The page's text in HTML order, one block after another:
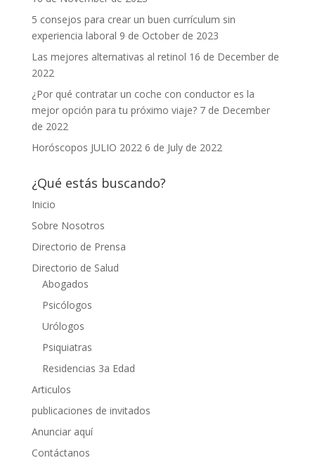
5 consejos para crear un buen currículum sin
experiencia laboral 9 de October de 2023
Las mejores alternativas al retinol 16 de December de
2022
¿Por qué contratar un coche con conductor es la
mejor opción para tu próximo viaje? 7 de December
de 2022
Horóscopos JULIO 2022 6 de July de 2022
¿Qué estás buscando?
Inicio
Sobre Nosotros
Directorio de Prensa
Directorio de Salud
Abogados
Psicólogos
Urólogos
Psiquiatras
Residencias 3a Edad
Articulos
publicaciones de invitados
Anunciar aquí
Contáctanos